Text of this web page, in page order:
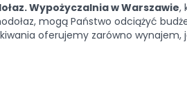
Wypożyczalnia w Warszawie,
mogą Państwo odciążyć
oferujemy zarówno wynajem,